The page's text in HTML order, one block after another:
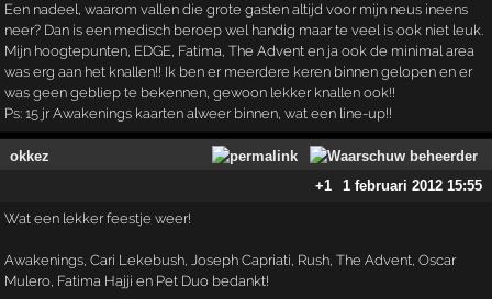
Een nadeel, waarom vallen die grote gasten altijd voor mijn neus ineens
neer? Dan is een medisch beroep wel handig maar te veel is ook niet leuk.
Mijn hoogtepunten, EDGE, Fatima, The Advent en ja ook de minimal area
was erg aan het knallen!! Ik ben er meerdere keren binnen gelopen en er
was geen gebliep te bekennen, gewoon lekker knallen ook!!
Ps: 15 jr Awakenings kaarten alweer binnen, wat een line-up!!
okkez
+1
1 februari 2012 15:55
Wat een lekker feestje weer!
Awakenings, Cari Lekebush, Joseph Capriati, Rush, The Advent, Oscar
Mulero, Fatima Hajji en Pet Duo bedankt!